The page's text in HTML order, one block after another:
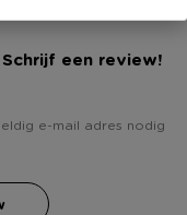
een review!
e-mail adres nodig